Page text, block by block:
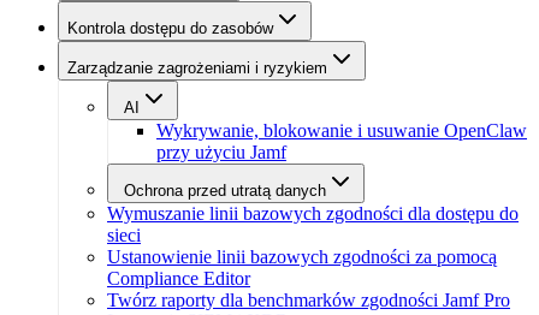
Kontrola dostępu do zasobów
Zarządzanie zagrożeniami i ryzykiem
AI
Wykrywanie, blokowanie i usuwanie OpenClaw
przy użyciu Jamf
Ochrona przed utratą danych
Wymuszanie linii bazowych zgodności dla dostępu do
sieci
Ustanowienie linii bazowych zgodności za pomocą
Compliance Editor
Twórz raporty dla benchmarków zgodności Jamf Pro